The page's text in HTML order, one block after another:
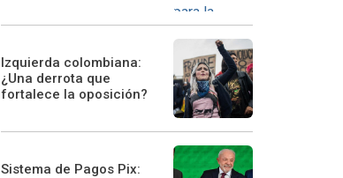
Izquierda colombiana:
¿Una derrota que
fortalece la oposición?
Sistema de Pagos Pix: